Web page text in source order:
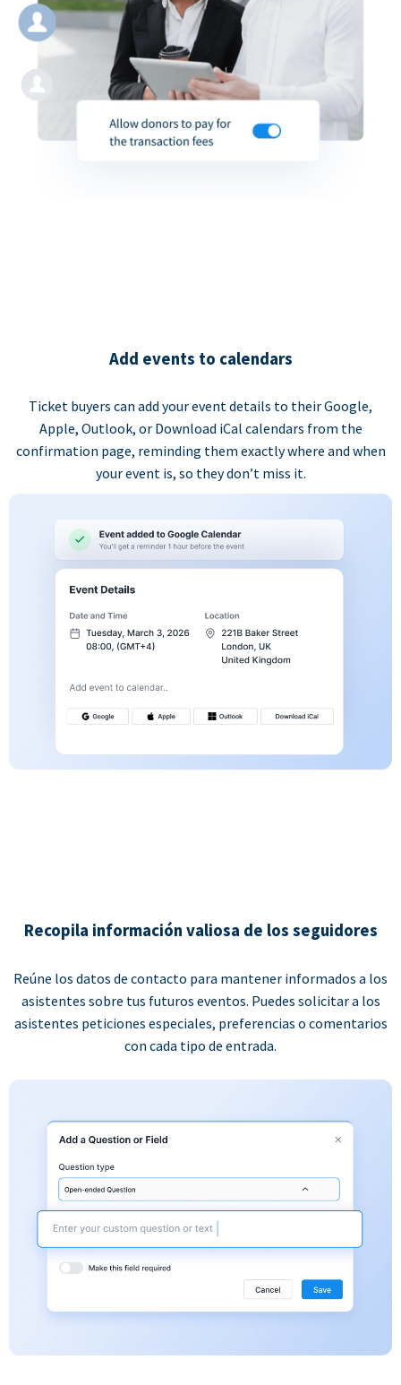
Add events to calendars
Ticket buyers can add your event details to their Google,
Apple, Outlook, or Download iCal calendars from the
confirmation page, reminding them exactly where and when
your event is, so they don’t miss it.
Recopila información valiosa de los seguidores
Reúne los datos de contacto para mantener informados a los
asistentes sobre tus futuros eventos. Puedes solicitar a los
asistentes peticiones especiales, preferencias o comentarios
con cada tipo de entrada.